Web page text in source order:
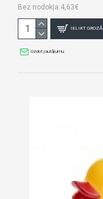
Bez nodokļa:4,63€
IELIKT GROZĀ
Uzdot jautājumu